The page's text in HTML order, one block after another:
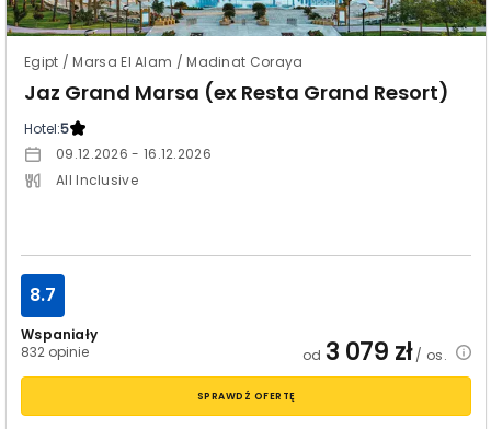
Egipt / Marsa El Alam / Madinat Coraya
Jaz Grand Marsa (ex Resta Grand Resort)
Hotel:5
09.12.2026 - 16.12.2026
All Inclusive
Wspaniały
832 opinie
8.7
od 3 079 zł/ os.
SPRAWDŹ OFERTĘ